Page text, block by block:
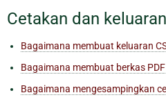
Cetakan dan keluaran
Bagaimana membuat keluaran
Bagaimana membuat berkas PDF
Bagaimana mengesampingkan